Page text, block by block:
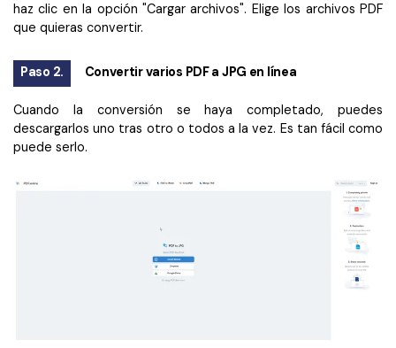
haz clic en la opción "Cargar archivos". Elige los archivos PDF
que quieras convertir.
Paso 2. Convertir varios PDF a JPG en línea
Cuando la conversión se haya completado, puedes
descargarlos uno tras otro o todos a la vez. Es tan fácil como
puede serlo.